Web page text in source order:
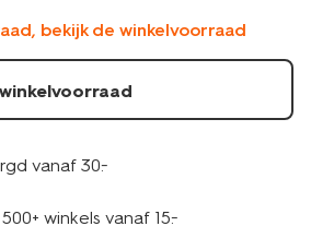
bekijk de winkelvoorraad
winkelvoorraad
vanaf 30.-
winkels vanaf 15.-